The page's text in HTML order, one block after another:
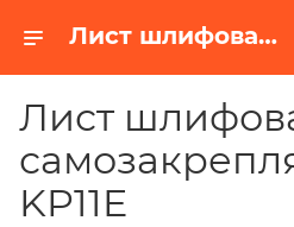
Лист шлифовальный самозакрепляющийся KP11E в Белгороде | Купить по недорогой цене от Абразивного Завода
Лист
KP11E